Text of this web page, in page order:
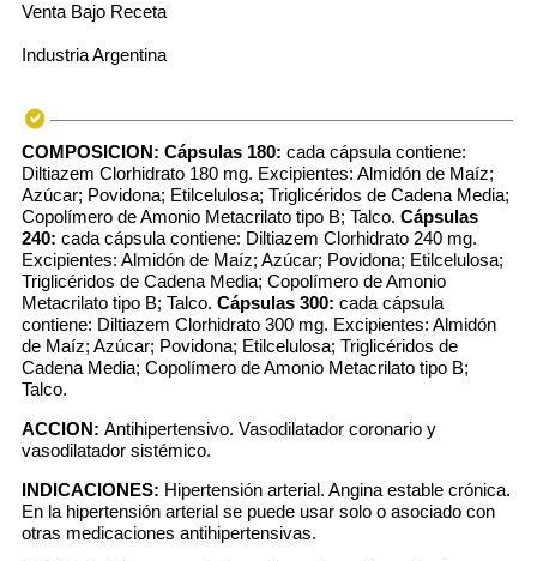
Venta Bajo Receta
Industria Argentina
COMPOSICION: Cápsulas 180: cada cápsula contiene:
Diltiazem Clorhidrato 180 mg. Excipientes: Almidón de Maíz;
Azúcar; Povidona; Etilcelulosa; Triglicéridos de Cadena Media;
Copolímero de Amonio Metacrilato tipo B; Talco. Cápsulas
240: cada cápsula contiene: Diltiazem Clorhidrato 240 mg.
Excipientes: Almidón de Maíz; Azúcar; Povidona; Etilcelulosa;
Triglicéridos de Cadena Media; Copolímero de Amonio
Metacrilato tipo B; Talco. Cápsulas 300: cada cápsula
contiene: Diltiazem Clorhidrato 300 mg. Excipientes: Almidón
de Maíz; Azúcar; Povidona; Etilcelulosa; Triglicéridos de
Cadena Media; Copolímero de Amonio Metacrilato tipo B;
Talco.
ACCION: Antihipertensivo. Vasodilatador coronario y
vasodilatador sistémico.
INDICACIONES: Hipertensión arterial. Angina estable crónica.
En la hipertensión arterial se puede usar solo o asociado con
otras medicaciones antihipertensivas.